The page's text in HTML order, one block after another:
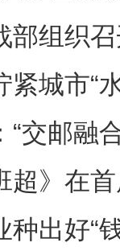
部组织
紧城市“
交邮融
超》在
出好“